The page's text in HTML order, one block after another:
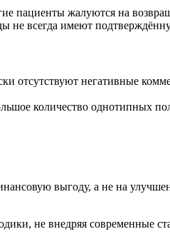
пациенты жалуются на
не всегда имеют
отсутствуют негативные
количество однотипных
выгоду, а не на
не внедряя современные